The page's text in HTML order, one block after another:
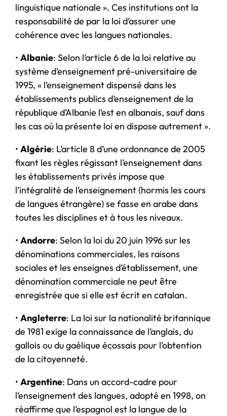
linguistique nationale ». Ces institutions ont la
responsabilité de par la loi d’assurer une
cohérence avec les langues nationales.
• Albanie: Selon l’article 6 de la loi relative au
système d’enseignement pré-universitaire de
1995, « l’enseignement dispensé dans les
établissements publics d’enseignement de la
république d’Albanie l’est en albanais, sauf dans
les cas où la présente loi en dispose autrement ».
• Algérie: L’article 8 d’une ordonnance de 2005
fixant les règles régissant l’enseignement dans
les établissements privés impose que
l’intégralité de l’enseignement (hormis les cours
de langues étrangère) se fasse en arabe dans
toutes les disciplines et à tous les niveaux.
• Andorre: Selon la loi du 20 juin 1996 sur les
dénominations commerciales, les raisons
sociales et les enseignes d’établissement, une
dénomination commerciale ne peut être
enregistrée que si elle est écrit en catalan.
• Angleterre: La loi sur la nationalité britannique
de 1981 exige la connaissance de l’anglais, du
gallois ou du gaélique écossais pour l’obtention
de la citoyenneté.
• Argentine: Dans un accord-cadre pour
l’enseignement des langues, adopté en 1998, on
réaffirme que l’espagnol est la langue de la